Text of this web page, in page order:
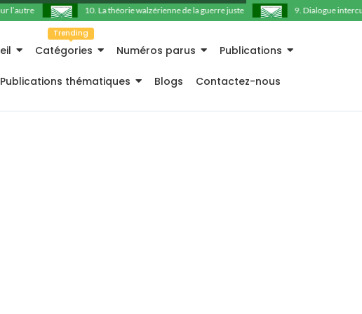
10. La théorie walzérienne de la guerre juste 9. Dialogue
Catégories
Trending
Numéros parus Publications
Publications thématiques Blogs Contactez-nous